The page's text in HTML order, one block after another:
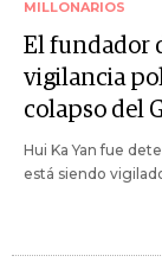
MILLONARIOS
El fundador
vigilancia
colapso del
Hui Ka Yan fue
está siendo